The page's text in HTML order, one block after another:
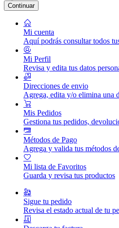
Continuar
Mi cuenta
Aquí podrás consultar todos
Mi Perfil
Revisa y edita tus datos
Direcciones de envio
Agrega, edita y/o elimina una
Mis Pedidos
Gestiona tus pedidos,
Métodos de Pago
Agrega y valida tus métodos
Mi lista de Favoritos
Guarda y revisa tus productos
Sigue tu pedido
Revisa el estado actual de tu